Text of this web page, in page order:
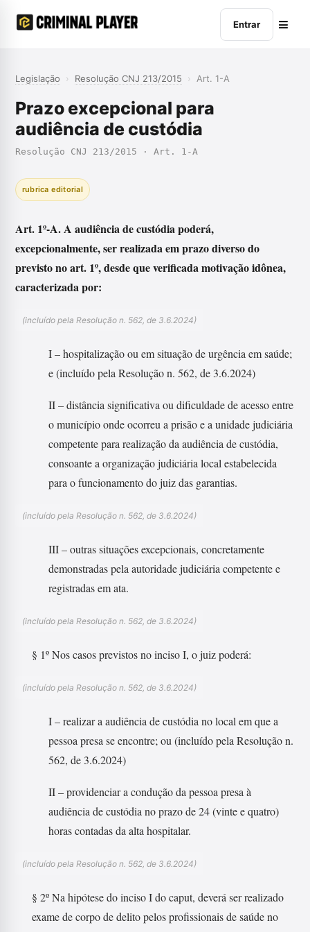
Entrar
Legislação › Resolução CNJ 213/2015 › Art. 1-A
Prazo excepcional para
audiência de custódia
Resolução CNJ 213/2015 · Art. 1-A
rubrica editorial
Art. 1º-A. A audiência de custódia poderá,
excepcionalmente, ser realizada em prazo diverso do
previsto no art. 1º, desde que verificada motivação idônea,
caracterizada por:
(incluído pela Resolução n. 562, de 3.6.2024)
I – hospitalização ou em situação de urgência em saúde;
e (incluído pela Resolução n. 562, de 3.6.2024)
II – distância significativa ou dificuldade de acesso entre
o município onde ocorreu a prisão e a unidade judiciária
competente para realização da audiência de custódia,
consoante a organização judiciária local estabelecida
para o funcionamento do juiz das garantias.
(incluído pela Resolução n. 562, de 3.6.2024)
III – outras situações excepcionais, concretamente
demonstradas pela autoridade judiciária competente e
registradas em ata.
(incluído pela Resolução n. 562, de 3.6.2024)
§ 1º Nos casos previstos no inciso I, o juiz poderá:
(incluído pela Resolução n. 562, de 3.6.2024)
I – realizar a audiência de custódia no local em que a
pessoa presa se encontre; ou (incluído pela Resolução n.
562, de 3.6.2024)
II – providenciar a condução da pessoa presa à
audiência de custódia no prazo de 24 (vinte e quatro)
horas contadas da alta hospitalar.
(incluído pela Resolução n. 562, de 3.6.2024)
§ 2º Na hipótese do inciso I do caput, deverá ser realizado
exame de corpo de delito pelos profissionais de saúde no